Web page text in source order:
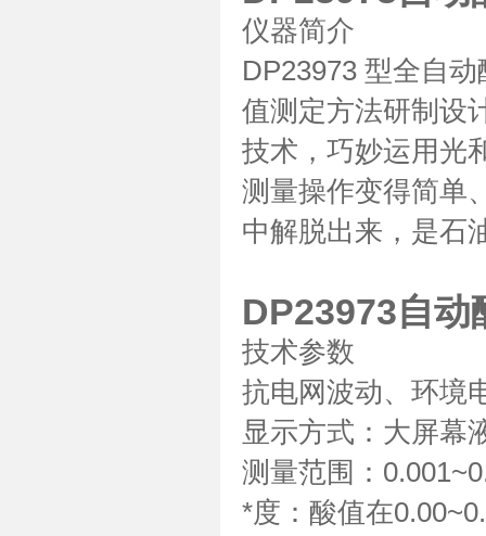
仪器简介
DP23973 型全自
值测定方法研制设
技术，巧妙运用光
测量操作变得简单
中解脱出来，是石
DP23973自动
技术参数
抗电网波动、环境
显示方式：大屏幕
测量范围：
*度：酸值在